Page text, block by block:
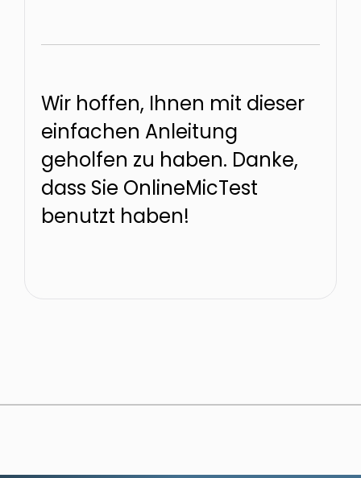
Wir hoffen, Ihnen mit dieser
einfachen Anleitung
geholfen zu haben. Danke,
dass Sie OnlineMicTest
benutzt haben!